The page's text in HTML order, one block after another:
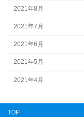
2021年8月
2021年7月
2021年6月
2021年5月
2021年4月
TOP